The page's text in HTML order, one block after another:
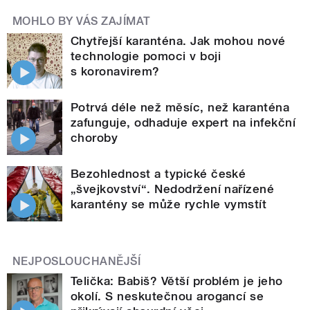
MOHLO BY VÁS ZAJÍMAT
Chytřejší karanténa. Jak mohou nové
technologie pomoci v boji
s koronavirem?
Potrvá déle než měsíc, než karanténa
zafunguje, odhaduje expert na infekční
choroby
Bezohlednost a typické české
„švejkovství“. Nedodržení nařízené
karantény se může rychle vymstít
NEJPOSLOUCHANĚJŠÍ
Telička: Babiš? Větší problém je jeho
okolí. S neskutečnou arogancí se